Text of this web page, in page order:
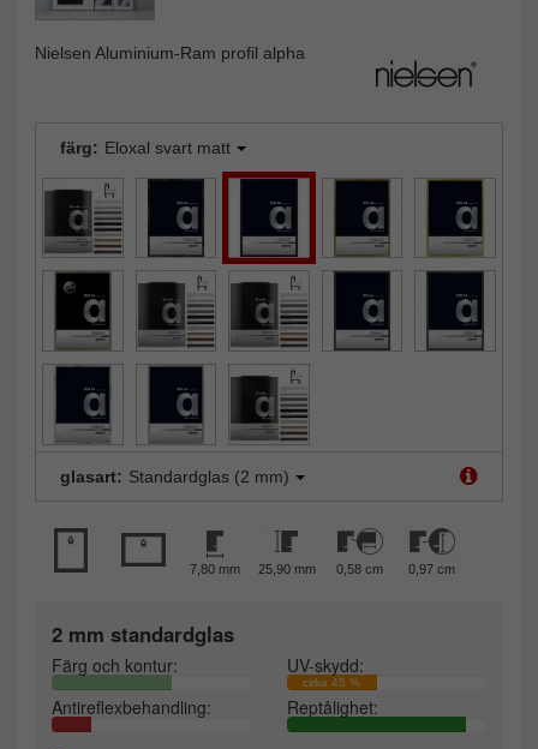
Nielsen Aluminium-Ram profil alpha
färg: Eloxal svart matt
glasart: Standardglas (2 mm)
7,80 mm 25,90 mm 0,58 cm 0,97 cm
2 mm standardglas
Färg och kontur: UV-skydd:
cirka 45 %
Antireflexbehandling: Reptålighet: